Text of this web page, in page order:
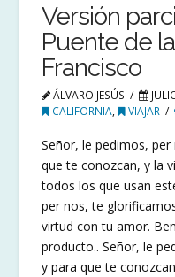
Versión
Puente de
Francisco
ÁLVARO JESÚS
CALIFORNIA, VIAJAR
Señor, le pedimos,
que te conozcan, y la
todos los que usan
per nos, te
virtud con tu amor.
producto.. Señor, le
y para que te